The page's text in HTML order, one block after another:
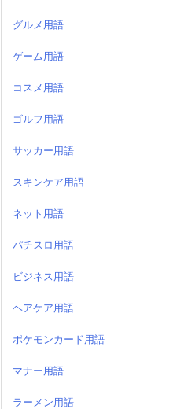
グルメ用語
ゲーム用語
コスメ用語
ゴルフ用語
サッカー用語
スキンケア用語
ネット用語
パチスロ用語
ビジネス用語
ヘアケア用語
ポケモンカード用語
マナー用語
ラーメン用語